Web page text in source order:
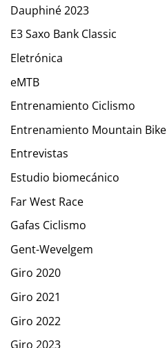
Dauphiné 2023
E3 Saxo Bank Classic
Eletrónica
eMTB
Entrenamiento Ciclismo
Entrenamiento Mountain Bike
Entrevistas
Estudio biomecánico
Far West Race
Gafas Ciclismo
Gent-Wevelgem
Giro 2020
Giro 2021
Giro 2022
Giro 2023